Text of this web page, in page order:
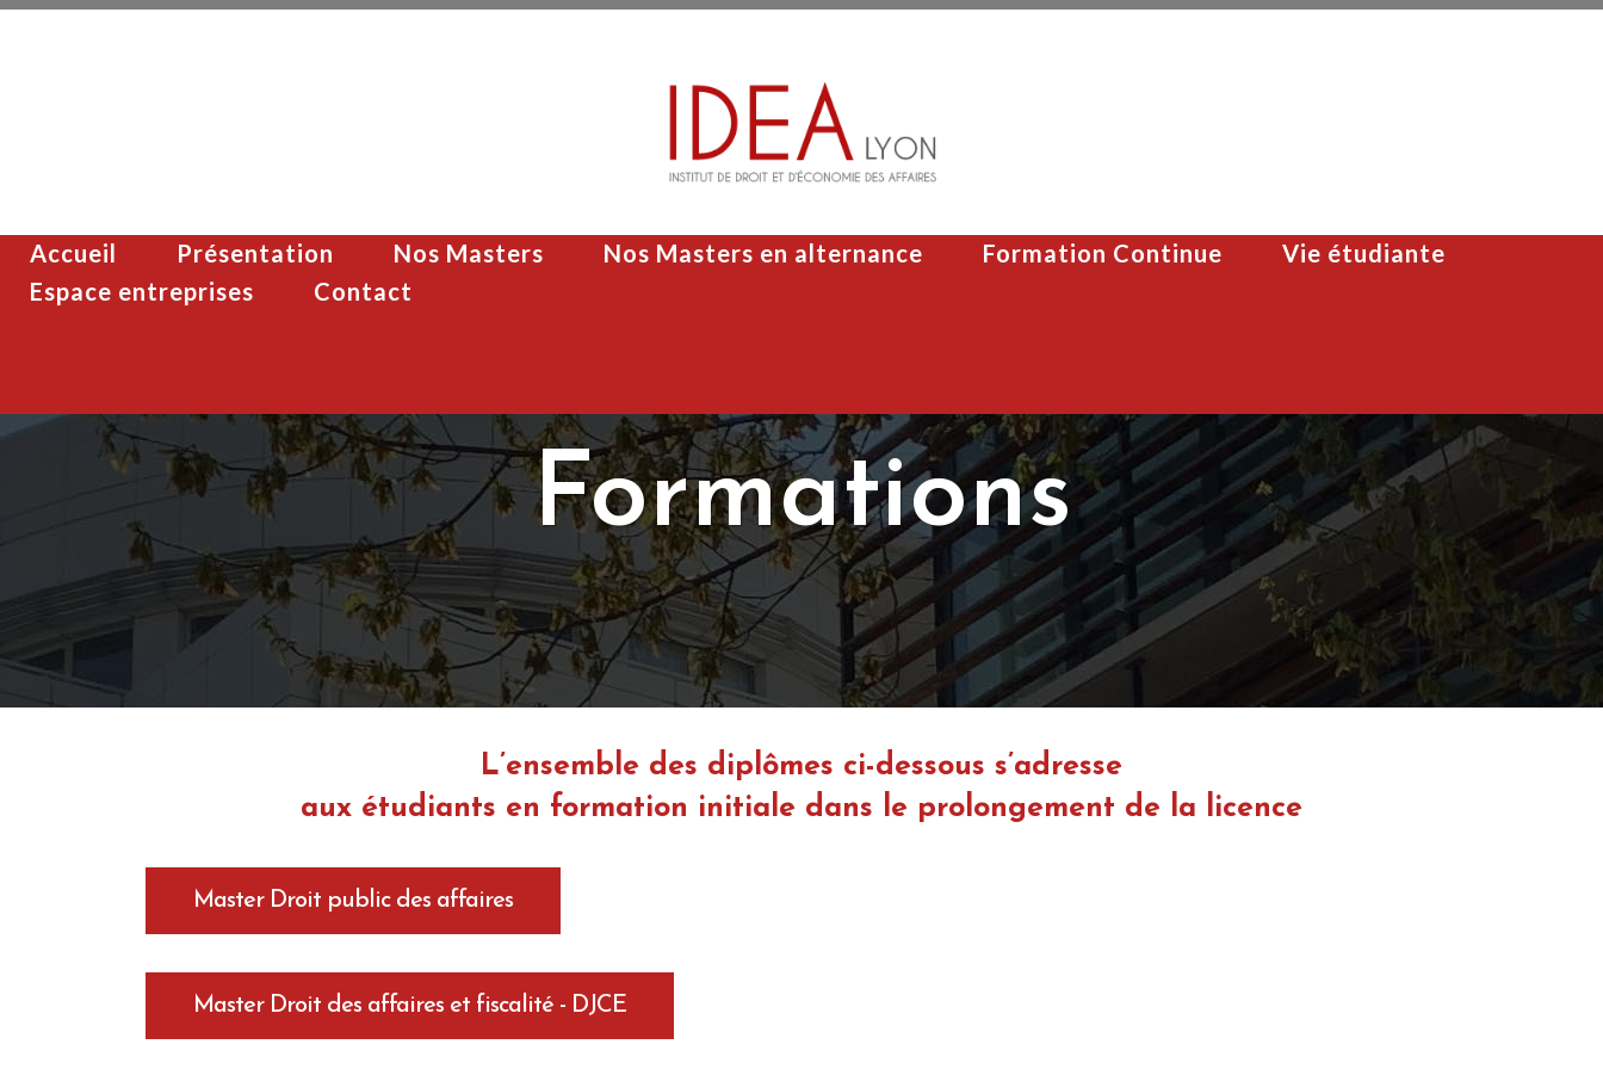
Accueil Présentation Nos Masters Nos Masters en alternance Formation Continue
Vie étudiante
Espace entreprises
Contact
Formations
L’ensemble des diplômes ci-dessous s’adresse
aux étudiants en formation initiale dans le prolongement de la licence
Master Droit public des affaires
Master Droit des affaires et fiscalité - DJCE